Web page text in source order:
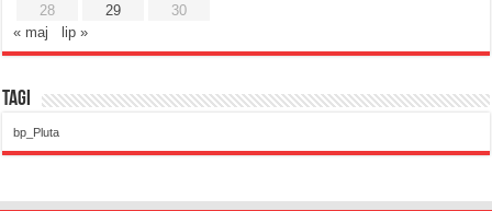
28
29
30
« maj
lip »
Tagi
bp_Pluta